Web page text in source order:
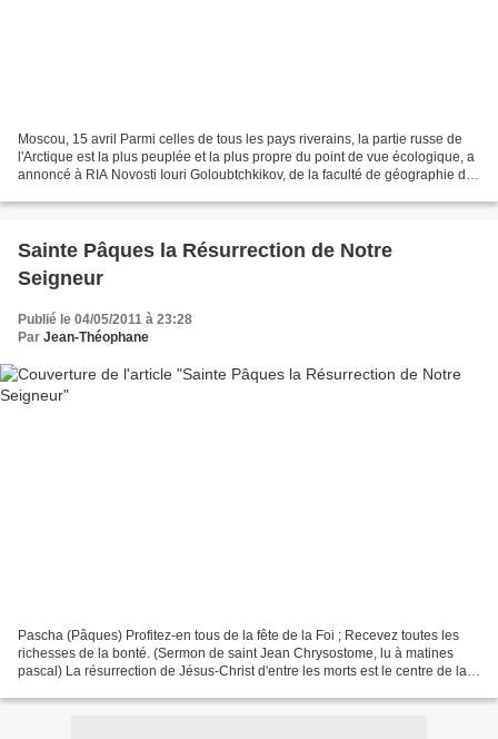
Moscou, 15 avril Parmi celles de tous les pays riverains, la partie russe de
l'Arctique est la plus peuplée et la plus propre du point de vue écologique, a
annoncé à RIA Novosti Iouri Goloubtchkikov, de la faculté de géographie de
Sainte Pâques la Résurrection de Notre
Seigneur
Publié le 04/05/2011 à 23:28
Par Jean-Théophane
Pascha (Pâques) Profitez-en tous de la fête de la Foi ; Recevez toutes les
richesses de la bonté. (Sermon de saint Jean Chrysostome, lu à matines
pascal) La résurrection de Jésus-Christ d'entre les morts est le centre de la